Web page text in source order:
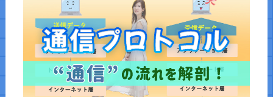
高等学校 情報科
プロフィール
講演依頼